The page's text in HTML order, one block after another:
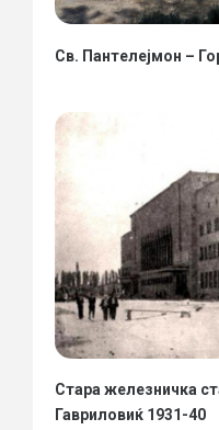
Св. Пантелејмон –
Стара железничка
Гавриловиќ 1931-40